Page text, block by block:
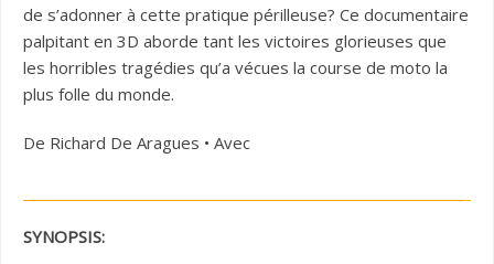
de s’adonner à cette pratique périlleuse? Ce documentaire
palpitant en 3D aborde tant les victoires glorieuses que
les horribles tragédies qu’a vécues la course de moto la
plus folle du monde.
De Richard De Aragues • Avec
SYNOPSIS: